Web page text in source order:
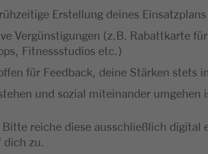
Erstellung deines Einsatzplans
Vergünstigungen (z.B. Rabattkarte
Fitnessstudios etc.)
für Feedback, deine Stärken stets
und sozial miteinander umgehen
reiche diese ausschließlich
zu.